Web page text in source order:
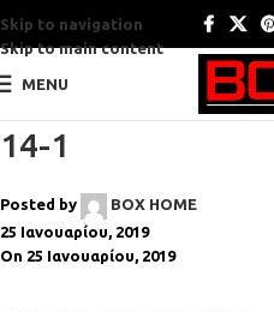
Skip to navigation
Skip to main content
MENU
14-1
Posted by
BOX HOME
25 Ιανουαρίου, 2019
On 25 Ιανουαρίου, 2019